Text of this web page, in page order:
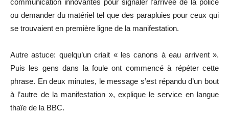
communication innovantes pour signaler l’arrivée de la police
ou demander du matériel tel que des parapluies pour ceux qui
se trouvaient en première ligne de la manifestation.
Autre astuce: quelqu’un criait « les canons à eau arrivent ».
Puis les gens dans la foule ont commencé à répéter cette
phrase. En deux minutes, le message s’est répandu d’un bout
à l’autre de la manifestation », explique le service en langue
thaïe de la BBC.